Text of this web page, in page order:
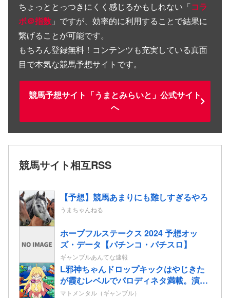
ちょっととっつきにくく感じるかもしれない「コラ
ボ＠指数 」ですが、効率的に利用することで結果に
繋げることが可能です。
もちろん登録無料！コンテンツも充実している真面
目で本気な競馬予想サイトです。
競馬予想サイト「うまとみらいと」公式サイト
へ
競馬サイト相互RSS
【予想】競馬あまりにも難しすぎるやろ
うまちゃんねる
ホープフルステークス 2024 予想オッ
ズ・データ【パチンコ・パチスロ】
ギャンブルあんてな速報
L邪神ちゃんドロップキックはやじきた
が霞むレベルでパロディネタ満載。演出
面白いのに台がキツいよ…
マトメンタル（ギャンブル）